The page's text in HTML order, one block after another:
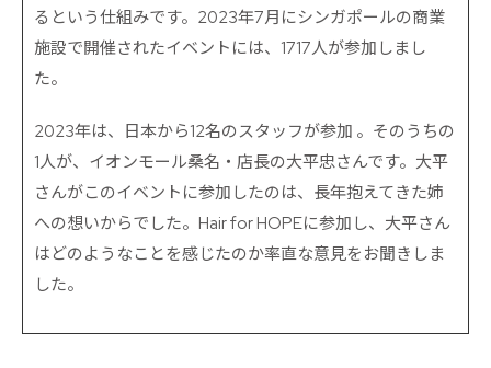
るという仕組みです。2023年7月にシンガポールの商業
施設で開催されたイベントには、1717人が参加しまし
た。
2023年は、日本から12名のスタッフが参加 。そのうちの
1人が、イオンモール桑名・店長の大平忠さんです。大平
さんがこのイベントに参加したのは、長年抱えてきた姉
への想いからでした。Hair for HOPEに参加し、大平さん
はどのようなことを感じたのか率直な意見をお聞きしま
した。